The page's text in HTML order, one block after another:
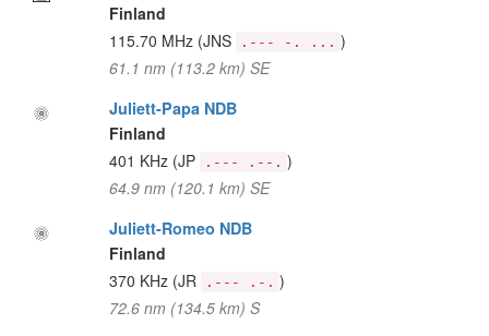
Finland
115.70 MHz (JNS .--- -. ... )
61.1 nm (113.2 km) SE
Juliett-Papa NDB
Finland
401 KHz (JP .--- .--. )
64.9 nm (120.1 km) SE
Juliett-Romeo NDB
Finland
370 KHz (JR .--- .-. )
72.6 nm (134.5 km) S